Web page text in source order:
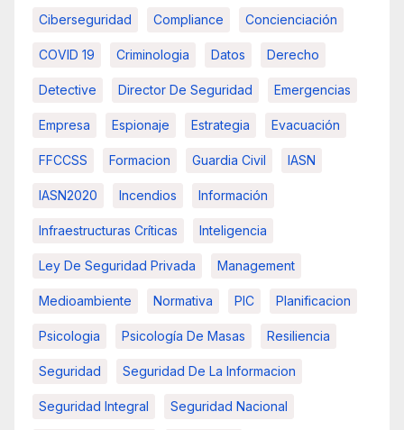
Ciberseguridad Compliance Concienciación
COVID 19 Criminologia Datos Derecho
Detective Director De Seguridad Emergencias
Empresa Espionaje Estrategia Evacuación
FFCCSS Formacion Guardia Civil IASN
IASN2020 Incendios Información
Infraestructuras Críticas Inteligencia
Ley De Seguridad Privada Management
Medioambiente Normativa PIC Planificacion
Psicologia Psicología De Masas Resiliencia
Seguridad Seguridad De La Informacion
Seguridad Integral Seguridad Nacional